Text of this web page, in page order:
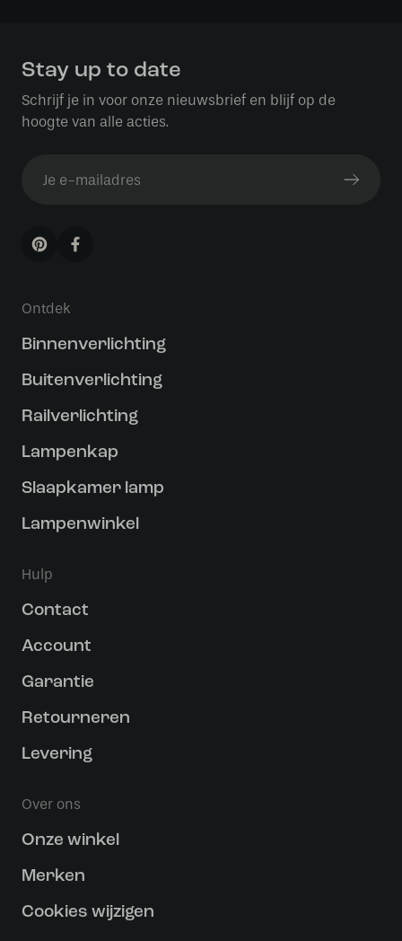
Stay up to date
Schrijf je in voor onze nieuwsbrief en blijf op de
hoogte van alle acties.
Ontdek
Binnenverlichting
Buitenverlichting
Railverlichting
Lampenkap
Slaapkamer lamp
Lampenwinkel
Hulp
Contact
Account
Garantie
Retourneren
Levering
Over ons
Onze winkel
Merken
Cookies wijzigen